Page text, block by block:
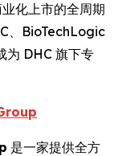
化上市的全周期
、BioTechLogic
为 DHC 旗下专
是一家提供全方